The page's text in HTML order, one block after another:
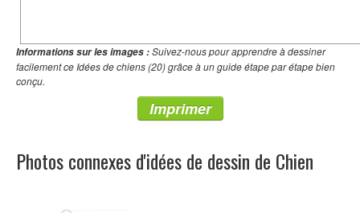
Informations sur les images :Suivez-nous pour apprendre à dessiner
facilement ce Idées de chiens (20) grâce à un guide étape par étape bien
conçu.
Imprimer
Photos connexes d'idées de dessin de Chien